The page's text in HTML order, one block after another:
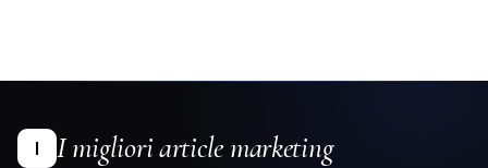
I I migliori article marketing